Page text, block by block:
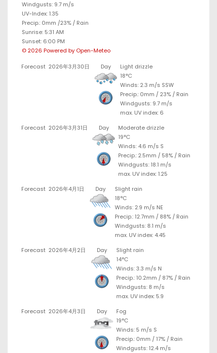
Windgusts: 9.7 m/s
UV-Index: 1.35
Precip.: 0mm /23% / Rain
Sunrise: 5:31 AM
Sunset: 6:00 PM
© 2026 Powered by Open-Meteo
Forecast 2026年3月30日 Day
Light drizzle
18°C
Winds: 2.3 m/s SSW
Precip.: 0mm / 23% / Rain
Windgusts: 9.7 m/s
max. UV index: 6
Forecast 2026年3月31日 Day
Moderate drizzle
19°C
Winds: 4.6 m/s S
Precip.: 2.5mm / 58% / Rain
Windgusts: 18.1 m/s
max. UV index: 1.25
Forecast 2026年4月1日 Day
Slight rain
18°C
Winds: 2.9 m/s NE
Precip.: 12.7mm / 88% / Rain
Windgusts: 8.1 m/s
max. UV index: 4.45
Forecast 2026年4月2日 Day
Slight rain
14°C
Winds: 3.3 m/s N
Precip.: 10.2mm / 87% / Rain
Windgusts: 8 m/s
max. UV index: 5.9
Forecast 2026年4月3日 Day
Fog
19°C
Winds: 5 m/s S
Precip.: 0mm / 17% / Rain
Windgusts: 12.4 m/s